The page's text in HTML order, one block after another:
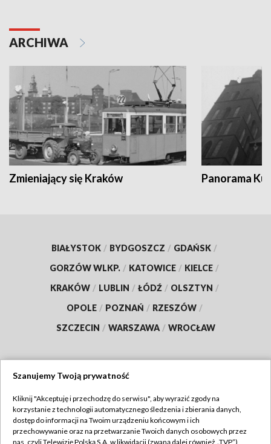
ARCHIWA
Zmieniający się Kraków Panorama
BIAŁYSTOK / BYDGOSZCZ / GDAŃSK /
GORZÓW WLKP. / KATOWICE / KIELCE /
KRAKÓW / LUBLIN / ŁÓDŹ / OLSZTYN /
OPOLE / POZNAŃ / RZESZÓW /
SZCZECIN / WARSZAWA / WROCŁAW
TVP
Abonament TVP
Regulamin TVP
Szanujemy Twoją prywatność
Kliknij "Akceptuję i przechodzę do serwisu", aby wyrazić zgody na
korzystanie z technologii automatycznego śledzenia i zbierania danych,
dostęp do informacji na Twoim urządzeniu końcowym i ich
przechowywanie oraz na przetwarzanie Twoich danych osobowych przez
nas, czyli Telewizję Polską S.A. w likwidacji (zwaną dalej również „TVP”),